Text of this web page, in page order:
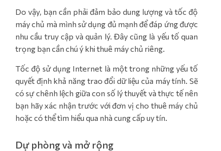
Do vậy, bạn cần phải đảm bảo dung lượng và tốc độ
máy chủ mà mình sử dụng đủ mạnh để đáp ứng được
nhu cầu truy cập và quản lý. Đây cũng là yếu tố quan
trọng bạn cần chú ý khi thuê máy chủ riêng.
Tốc độ sử dụng Internet là một trong những yếu tố
quyết định khả năng trao đổi dữ liệu của máy tính. Sẽ
có sự chênh lệch giữa con số lý thuyết và thực tế nên
bạn hãy xác nhận trước với đơn vị cho thuê máy chủ
hoặc có thể tìm hiểu qua nhà cung cấp uy tín.
Dự phòng và mở rộng